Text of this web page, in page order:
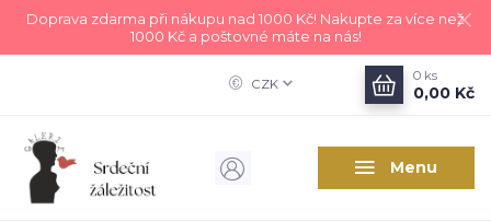
Doprava zdarma při nákupu nad 1000 Kč! Nakupte za více než
1000 Kč a poštovné máte na nás!
Menu
CZK
0 ks
0,00 Kč